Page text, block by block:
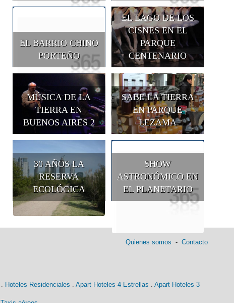
EL BARRIO CHINO
PORTEÑO
EL LAGO DE LOS
CISNES EN EL
PARQUE
CENTENARIO
MÚSICA DE LA
TIERRA EN
BUENOS AIRES 2
SABE LA TIERRA
EN PARQUE
LEZAMA
30 AÑOS LA
RESERVA
ECOLÓGICA
SHOW
ASTRONÓMICO EN
EL PLANETARIO
Quienes somos - Contacto
Hoteles Residenciales Apart Hoteles 4 Estrellas
Apart Hoteles 3